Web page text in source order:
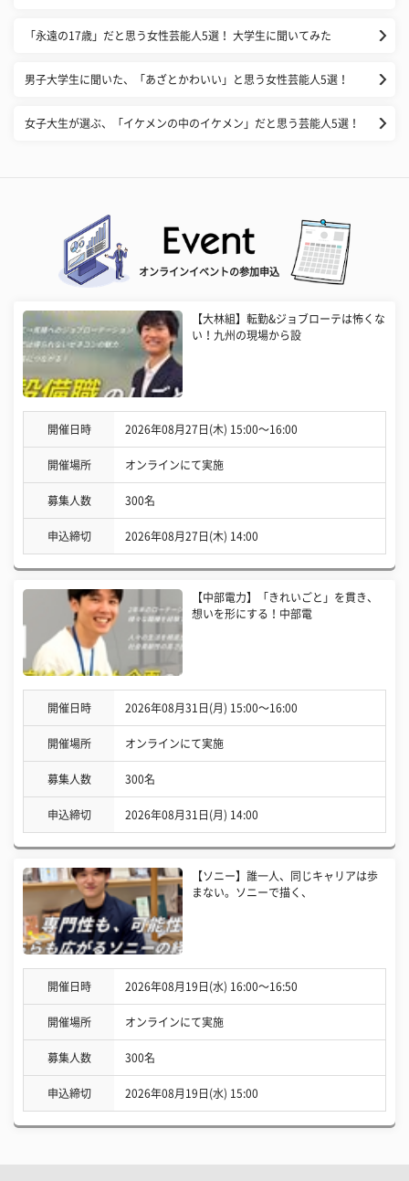
「永遠の17歳」だと思う女性芸能人5選！ 大学生に聞いてみた
男子大学生に聞いた、「あざとかわいい」と思う女性芸能人5選！
女子大生が選ぶ、「イケメンの中のイケメン」だと思う芸能人5選！
オンラインイベントの参加申込
【大林組】転勤&ジョブローテは怖くな
い！九州の現場から設
開催日時 2026年08月27日(木) 15:00〜16:00
開催場所 オンラインにて実施
募集人数 300名
申込締切 2026年08月27日(木) 14:00
【中部電力】「きれいごと」を貫き、
想いを形にする！中部電
開催日時 2026年08月31日(月) 15:00〜16:00
開催場所 オンラインにて実施
募集人数 300名
申込締切 2026年08月31日(月) 14:00
【ソニー】誰一人、同じキャリアは歩
まない。ソニーで描く、
開催日時 2026年08月19日(水) 16:00〜16:50
開催場所 オンラインにて実施
募集人数 300名
申込締切 2026年08月19日(水) 15:00